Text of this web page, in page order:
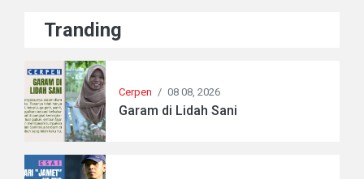
Tranding
Cerpen / 08 08, 2026
Garam di Lidah Sani